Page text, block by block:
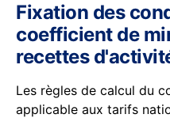
Fixation des
coefficient de
recettes
Les règles de calcul du
applicable aux tarifs